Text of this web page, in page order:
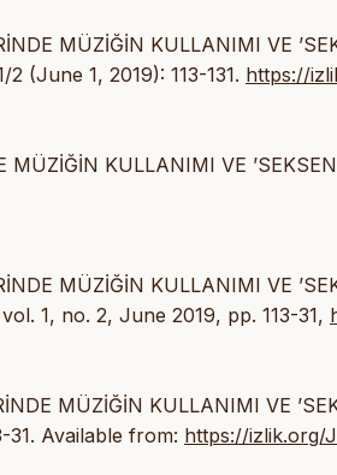
MÜZİĞİN KULLANIMI VE
2 (June 1, 2019): 113-131. https://
MÜZİĞİN KULLANIMI VE
MÜZİĞİN KULLANIMI VE
1, no. 2, June 2019, pp. 113-31,
MÜZİĞİN KULLANIMI VE
31. Available from: https://izlik.org/